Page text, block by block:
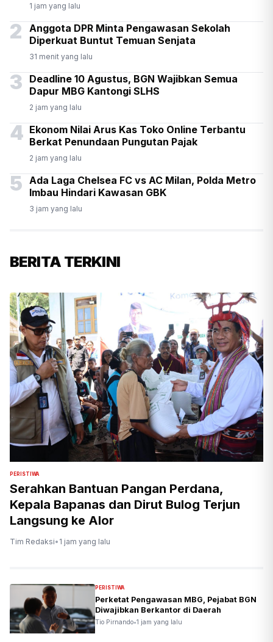
1 jam yang lalu
2
Anggota DPR Minta Pengawasan Sekolah
Diperkuat Buntut Temuan Senjata
31 menit yang lalu
3
Deadline 10 Agustus, BGN Wajibkan Semua
Dapur MBG Kantongi SLHS
2 jam yang lalu
4 Ekonom Nilai Arus Kas Toko Online Terbantu
Berkat Penundaan Pungutan Pajak
2 jam yang lalu
5 Ada Laga Chelsea FC vs AC Milan, Polda Metro
Imbau Hindari Kawasan GBK
3 jam yang lalu
BERITA TERKINI
PERISTIWA
Serahkan Bantuan Pangan Perdana,
Kepala Bapanas dan Dirut Bulog Terjun
Langsung ke Alor
Tim Redaksi• 1 jam yang lalu
PERISTIWA
Perketat Pengawasan MBG, Pejabat BGN
Diwajibkan Berkantor di Daerah
Tio Pirnando•1 jam yang lalu